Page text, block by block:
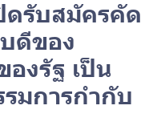
ดรับสมัครคัด
ดีของ
งรัฐ เป็น
รมการกำกับ